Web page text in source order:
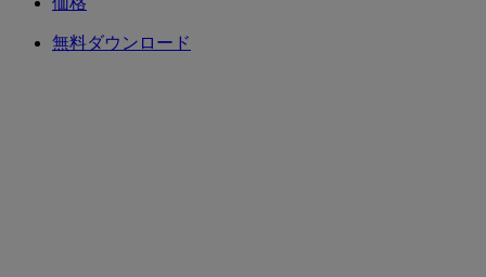
無料ダウンロード